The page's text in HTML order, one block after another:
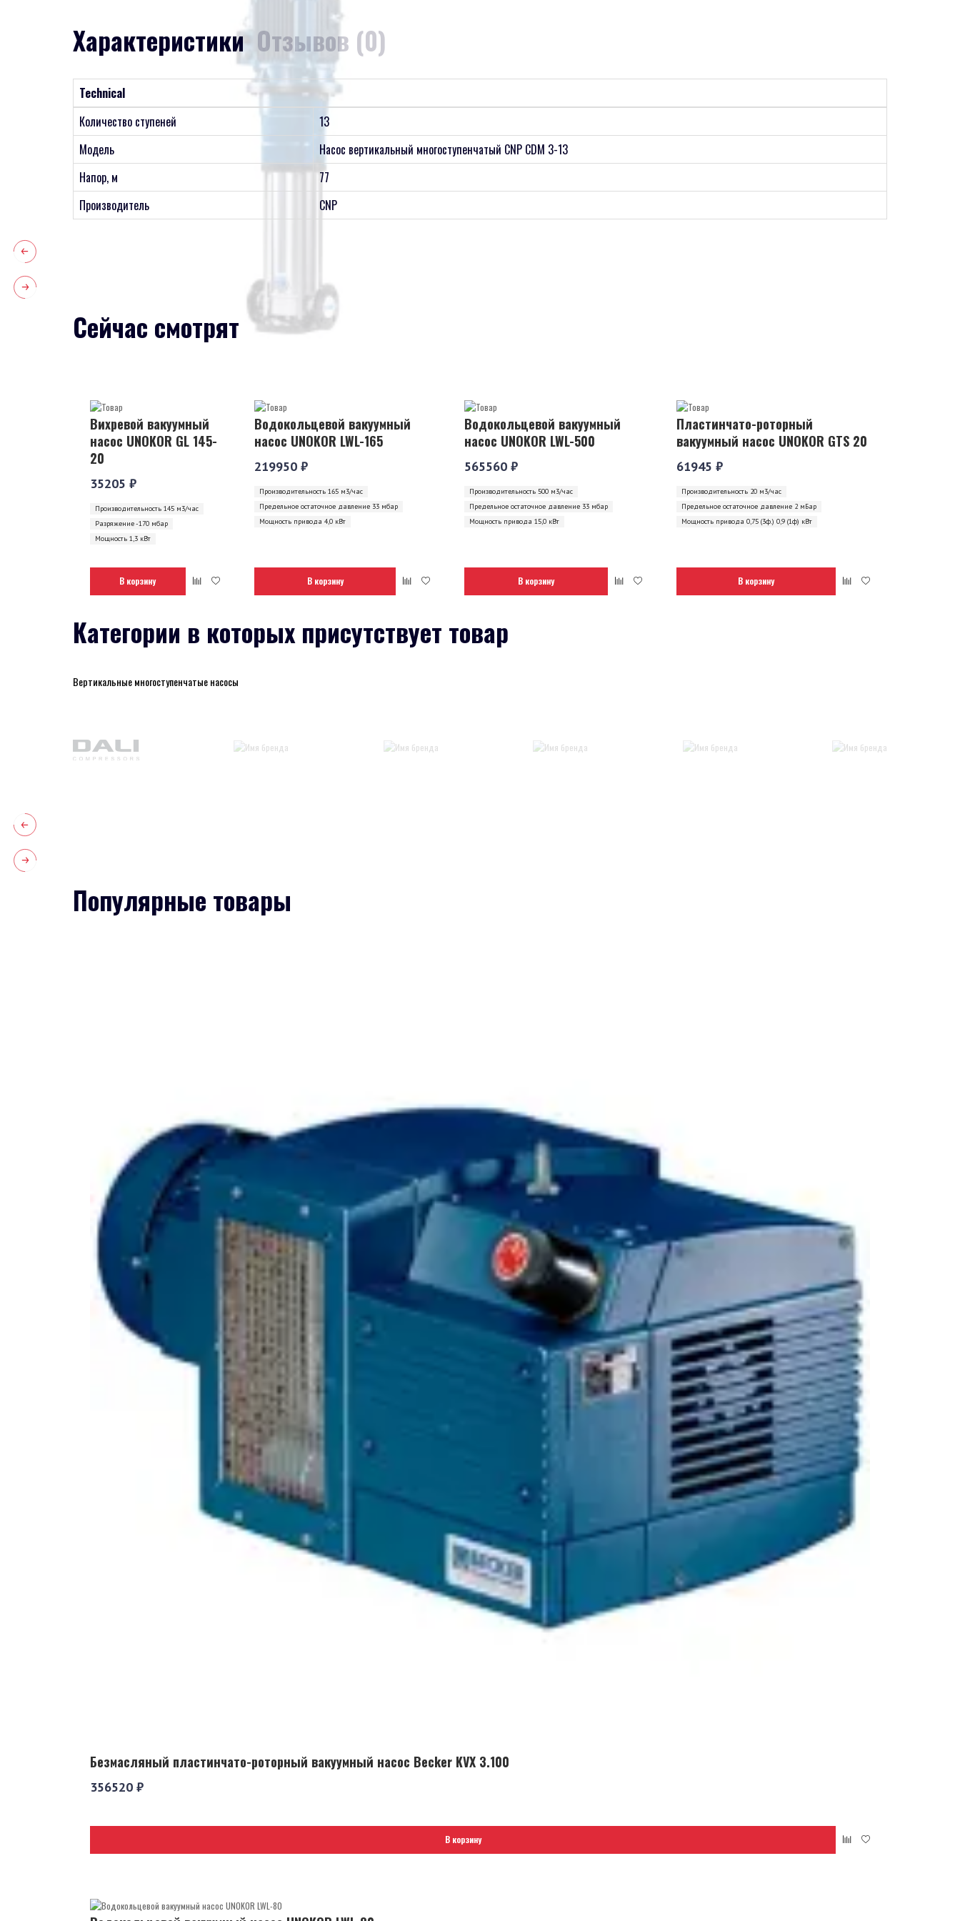
Характеристики Отзывов (0)
Technical
Количество ступеней
13
Модель
Насос вертикальный многоступенчатый CNP CDM 3-13
Напор, м
77
Производитель
CNP
Сейчас смотрят
Вихревой вакуумный
насос UNOKOR GL 145-
20
35205 ₽
Производительность 145 м3/час
Разряжение -170 мбар
Мощность 1,3 кВт
В корзину
Водокольцевой вакуумный
насос UNOKOR LWL-165
219950 ₽
Производительность 165 м3/час
Предельное остаточное давление 33 мбар
Мощность привода 4,0 кВт
В корзину
Водокольцевой вакуумный
насос UNOKOR LWL-500
565560 ₽
Производительность 500 м3/час
Предельное остаточное давление 33 мбар
Мощность привода 15,0 кВт
В корзину
Пластинчато-роторный
вакуумный насос UNOKOR GTS 20
61945 ₽
Производительность 20 м3/час
Предельное остаточное давление 2 мБар
Мощность привода 0,75 (3ф.) 0,9 (1ф) кВт
В корзину
Категории в которых присутствует товар
Вертикальные многоступенчатые насосы
Популярные товары
Безмасляный пластинчато-роторный вакуумный насос Becker KVX 3.100
356520 ₽
В корзину